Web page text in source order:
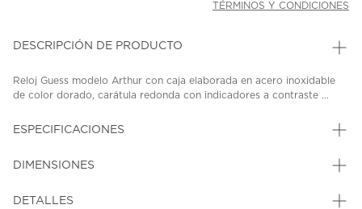
TÉRMINOS Y CONDICIONES
DESCRIPCIÓN DE PRODUCTO
Reloj Guess modelo Arthur con caja elaborada en acero inoxidable
de color dorado, carátula redonda con indicadores a contraste ...
ESPECIFICACIONES
DIMENSIONES
DETALLES